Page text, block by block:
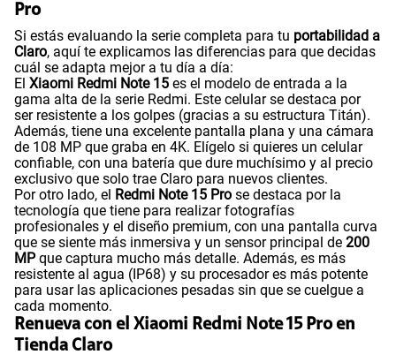
Pro
Si estás evaluando la serie completa para tu portabilidad a
Claro, aquí te explicamos las diferencias para que decidas
cuál se adapta mejor a tu día a día:
El Xiaomi Redmi Note 15 es el modelo de entrada a la
gama alta de la serie Redmi. Este celular se destaca por
ser resistente a los golpes (gracias a su estructura Titán).
Además, tiene una excelente pantalla plana y una cámara
de 108 MP que graba en 4K. Elígelo si quieres un celular
confiable, con una batería que dure muchísimo y al precio
exclusivo que solo trae Claro para nuevos clientes.
Por otro lado, el Redmi Note 15 Pro se destaca por la
tecnología que tiene para realizar fotografías
profesionales y el diseño premium, con una pantalla curva
que se siente más inmersiva y un sensor principal de 200
MPque captura mucho más detalle. Además, es más
resistente al agua (IP68) y su procesador es más potente
para usar las aplicaciones pesadas sin que se cuelgue a
cada momento.
Renueva con el Xiaomi Redmi Note 15 Pro en
Tienda Claro